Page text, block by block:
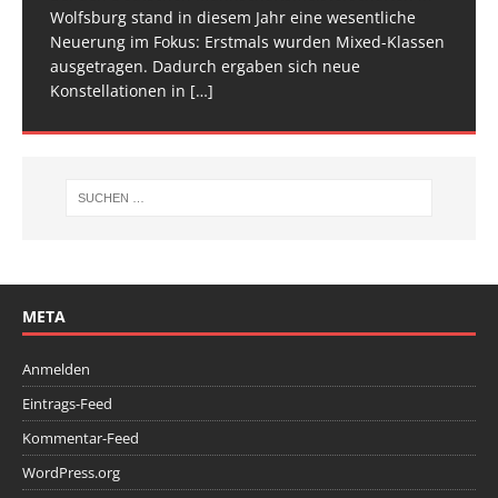
Wolfsburg stand in diesem Jahr eine wesentliche
Neuerung im Fokus: Erstmals wurden Mixed-Klassen
ausgetragen. Dadurch ergaben sich neue
Konstellationen in […]
[…]
Spitze im Trampolinturnen in Biberach an der Riß
(Baden-Württemberg) zu einem hochkarätigen
Wettkampfwochenende: Am Samstag standen die
Deutschen[…]
META
Anmelden
Eintrags-Feed
Kommentar-Feed
WordPress.org